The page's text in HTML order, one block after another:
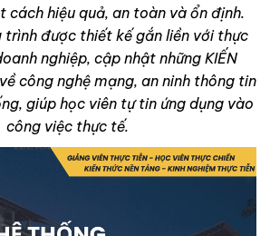
cách hiệu quả, an toàn và ổn định.
trình được thiết kế gắn liền với thực
nghiệp, cập nhật những KIẾN
công nghệ mạng, an ninh thông tin
giúp học viên tự tin ứng dụng vào
công việc thực tế.